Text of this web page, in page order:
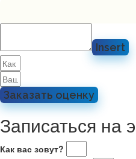
Insert
Заказать оценку
Записаться на
Как вас зовут?